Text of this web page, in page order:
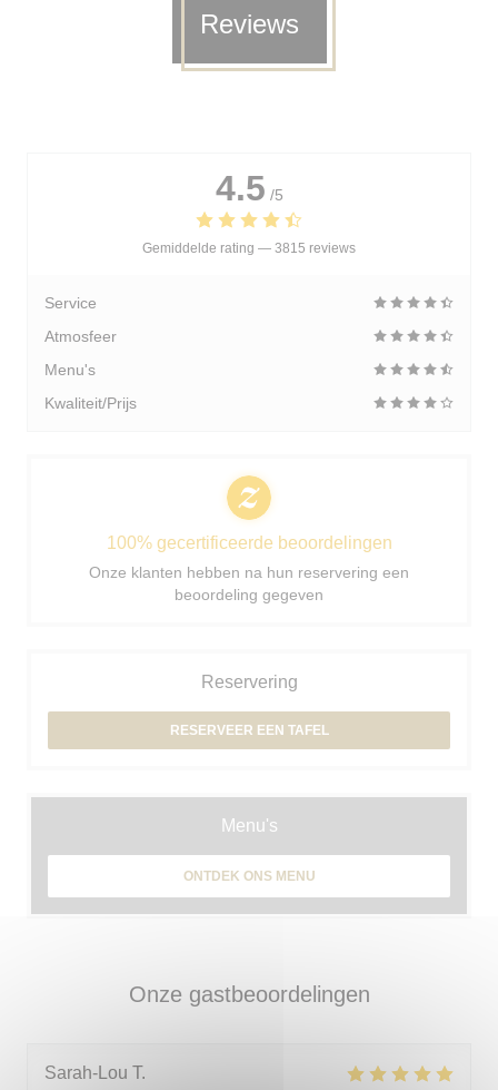
Reviews
Onze gastbeoordelingen
Sarah-Lou T
4.5 /5
Gemiddelde rating — 3815 reviews
Service
Atmosfeer
Menu's
Kwaliteit/Prijs
100% gecertificeerde beoordelingen
Onze klanten hebben na hun reservering een
beoordeling gegeven
Reservering
RESERVEER EEN TAFEL
Menu's
ONTDEK ONS MENU